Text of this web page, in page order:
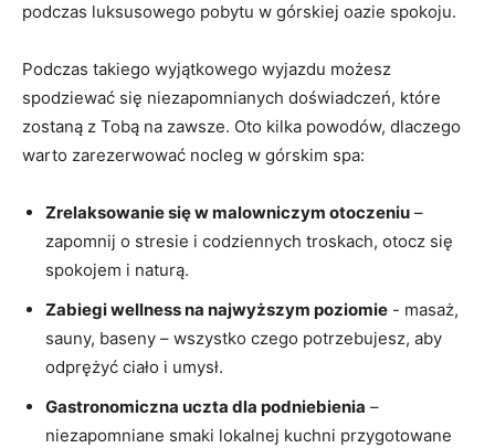
podczas luksusowego​ pobytu w górskiej oazie‌ spokoju.
Podczas takiego ⁤wyjątkowego ⁢wyjazdu⁤ możesz
spodziewać się niezapomnianych doświadczeń, które
zostaną z Tobą​ na ‍zawsze. Oto kilka powodów, dlaczego
warto⁤ zarezerwować nocleg w​ górskim ⁣spa:
Zrelaksowanie się w​ malowniczym otoczeniu –
zapomnij o stresie i codziennych troskach, otocz się
spokojem i naturą.
Zabiegi wellness na ⁤najwyższym poziomie -⁣ masaż,
‍sauny, baseny – wszystko czego potrzebujesz, aby
odprężyć ciało i ​umysł.
Gastronomiczna uczta dla podniebienia –
⁢niezapomniane smaki⁣ lokalnej kuchni​ przygotowane